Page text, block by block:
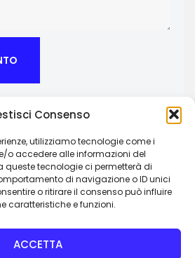
Consenso
utilizziamo tecnologie come i
o accedere alle informazioni del
queste tecnologie ci permetterà di
di navigazione o ID unici
o ritirare il consenso può influire
caratteristiche e funzioni.
ACCETTA
Agenzia Creativa
di Città 12 – 10023 Chieri (TO)